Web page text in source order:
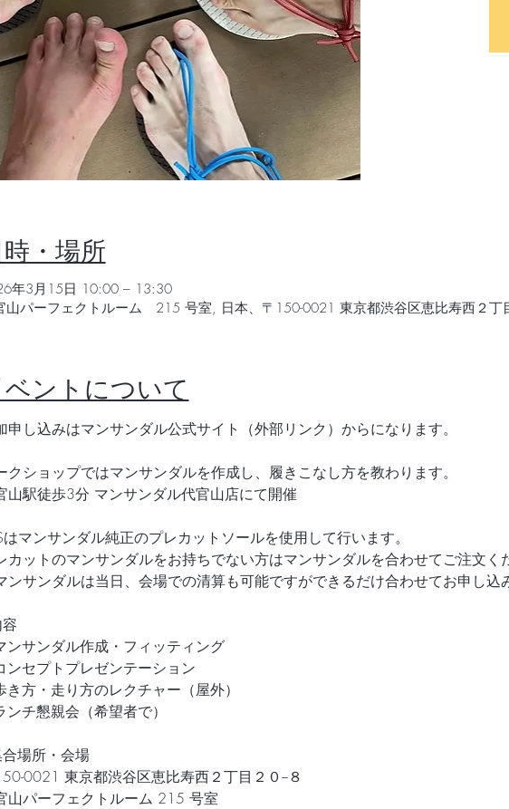
時・場所
年3月15日 10:00 – 13:30
山パーフェクトルーム 215 号室, 日本、〒150-0021 東京都渋谷区恵比寿西２丁
ベントについて
申し込みはマンサンダル公式サイト（外部リンク）からになります。
クショップではマンサンダルを作成し、履きこなし方を教わります。
山駅徒歩3分 マンサンダル代官山店にて開催
マンサンダル純正のプレカットソールを使用して行います。
カットのマンサンダルをお持ちでない方はマンサンダルを合わせてご注文く
ンサンダルは当日、会場での清算も可能ですができるだけ合わせてお申し込
ンサンダル作成・フィッティング
ンセプトプレゼンテーション
き方・走り方のレクチャー（屋外）
ンチ懇親会（希望者で）
場所・会場
0021 東京都渋谷区恵比寿西２丁目２０−８
山パーフェクトルーム 215 号室